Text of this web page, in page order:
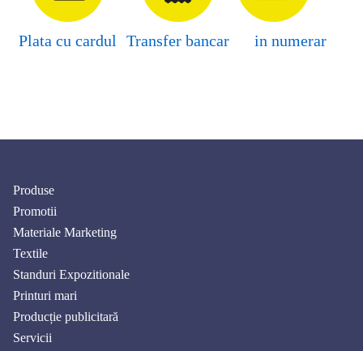
Plata cu cardul Transfer bancar in numerar
Produse
Promotii
Materiale Marketing
Textile
Standuri Expozitionale
Printuri mari
Producție publicitară
Servicii